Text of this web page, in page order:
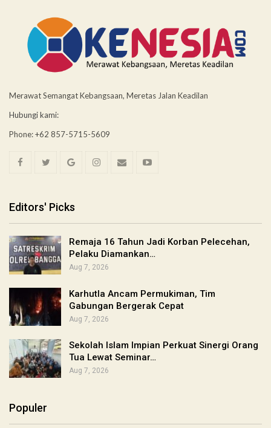
Merawat Semangat Kebangsaan, Meretas Jalan Keadilan
Hubungi kami:
Phone: +62 857-5715-5609
Editors' Picks
Remaja 16 Tahun Jadi Korban Pelecehan,
Pelaku Diamankan…
Aug 7, 2026
Karhutla Ancam Permukiman, Tim
Gabungan Bergerak Cepat
Aug 7, 2026
Sekolah Islam Impian Perkuat Sinergi Orang
Tua Lewat Seminar…
Aug 7, 2026
Populer